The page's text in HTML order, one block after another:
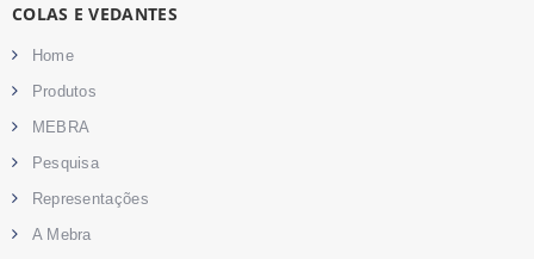
COLAS E VEDANTES
Home
Produtos
MEBRA
Pesquisa
Representações
A Mebra